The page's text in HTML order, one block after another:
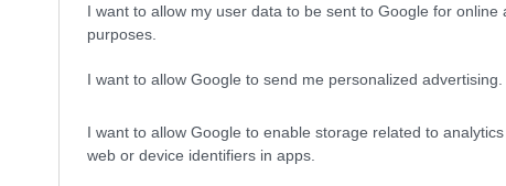
I want to allow my user data to be sent to Google for online
purposes.
I want to allow Google to send me personalized advertising.
I want to allow Google to enable storage related to
web or device identifiers in apps.
mest sparsommelige student